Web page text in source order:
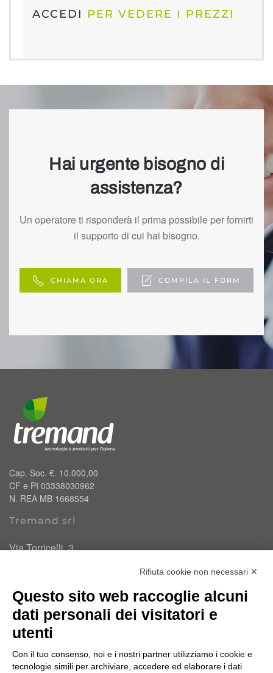
ACCEDI PER VEDERE I PREZZI
Hai urgente bisogno di
assistenza?
Un operatore ti risponderà il prima possibile per fornirti
il supporto di cui hai bisogno.
CHIAMA ORA COMPILA IL FORM
Cap. Soc. €. 10.000,00
CF e PI 03338030962
N. REA MB 1668554
Tremand srl
Via Torricelli, 3
info@tremand.it
Pec:amministrazione.tremandsrl@pec.it
Chi siamo
Un'esperienza e un know-how acquisito nel corso di 35
Rifiuta cookie non necessari ✕
Questo sito web raccoglie alcuni
dati personali dei visitatori e
utenti
Con il tuo consenso, noi e i nostri partner utilizziamo i cookie e
tecnologie simili per archiviare, accedere ed elaborare i dati